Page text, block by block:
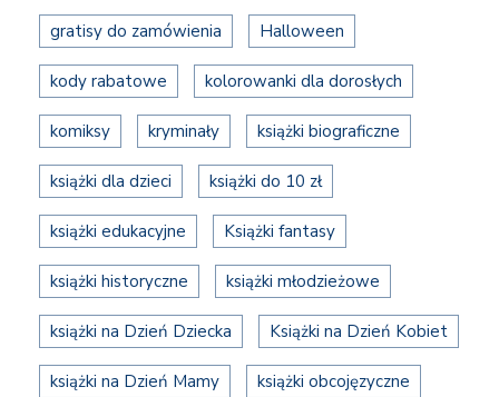
gratisy do zamówienia Halloween
kody rabatowe kolorowanki dla dorosłych
komiksy kryminały książki biograficzne
książki dla dzieci książki do 10 zł
książki edukacyjne Książki fantasy
książki historyczne książki młodzieżowe
książki na Dzień Dziecka Książki na Dzień Kobiet
książki na Dzień Mamy książki obcojęzyczne